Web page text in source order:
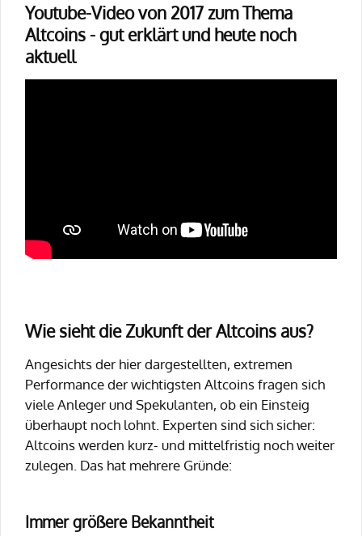
Youtube-Video von 2017 zum Thema
Altcoins - gut erklärt und heute noch
aktuell
Wie sieht die Zukunft der Altcoins aus?
Angesichts der hier dargestellten, extremen
Performance der wichtigsten Altcoins fragen sich
viele Anleger und Spekulanten, ob ein Einsteig
überhaupt noch lohnt. Experten sind sich sicher:
Altcoins werden kurz- und mittelfristig noch weiter
zulegen. Das hat mehrere Gründe:
Immer größere Bekanntheit